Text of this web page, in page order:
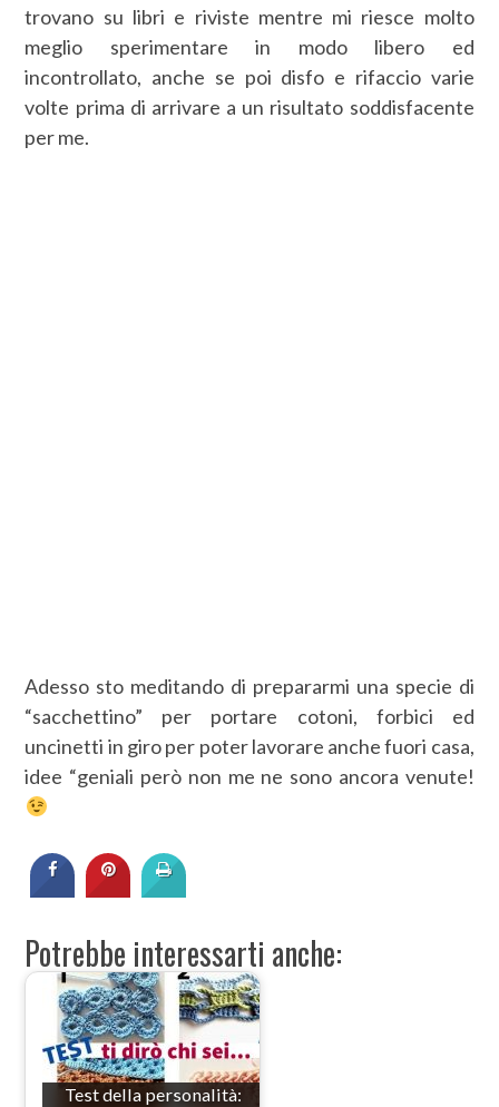
trovano su libri e riviste mentre mi riesce molto
meglio sperimentare in modo libero ed
incontrollato, anche se poi disfo e rifaccio varie
volte prima di arrivare a un risultato soddisfacente
per me.
Adesso sto meditando di prepararmi una specie di
“sacchettino” per portare cotoni, forbici ed
uncinetti in giro per poter lavorare anche fuori casa,
idee “geniali però non me ne sono ancora venute!
Potrebbe interessarti anche:
Test della personalità: